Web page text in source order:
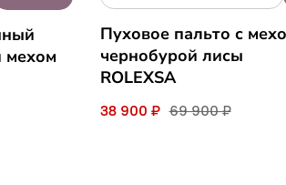
мехом
Пуховое пальто с
чернобурой лисы
ROLEXSA
38 900 ₽ 69 900 ₽